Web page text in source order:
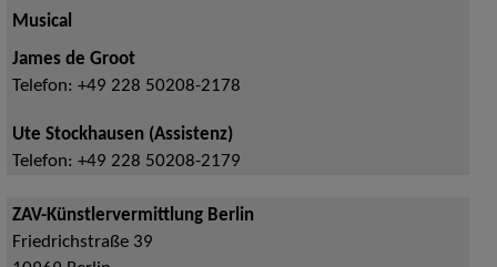
Musical
James de Groot
Telefon: +49 228 50208-2178
Ute Stockhausen (Assistenz)
Telefon: +49 228 50208-2179
ZAV-Künstlervermittlung Berlin
Friedrichstraße 39